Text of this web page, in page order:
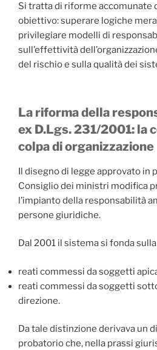
Si tratta di riforme accomunate
obiettivo: superare logiche
privilegiare modelli di
sull’effettività
del rischio e sulla qualità dei
La riforma della
ex D.Lgs. 231/2001: la
colpa di organizzazione
Il disegno di legge approvato in
Consiglio dei ministri modifica
l’impianto della responsabilità
persone giuridiche.
Dal 2001 il sistema si fonda
reati commessi da soggetti
reati commessi da soggetti
direzione.
Da tale distinzione derivava un
probatorio che, nella prassi